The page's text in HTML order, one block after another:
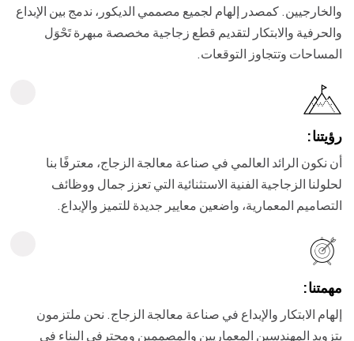
والخارجيين. كمصدر إلهام لجميع مصممي الديكور، ندمج بين الإبداع
والحرفية والابتكار لتقديم قطع زجاجية مخصصة مبهرة تَحْوَل
المساحات وتتجاوز التوقعات.
رؤيتنا:
أن نكون الرائد العالمي في صناعة معالجة الزجاج، معترفًا بنا
لحلولنا الزجاجية الفنية الاستثنائية التي تعزز جمال ووظائف
التصاميم المعمارية، واضعين معايير جديدة للتميز والإبداع.
مهمتنا:
إلهام الابتكار والإبداع في صناعة معالجة الزجاج. نحن ملتزمون
بتزويد المهندسين المعماريين والمصممين ومحترفي البناء في